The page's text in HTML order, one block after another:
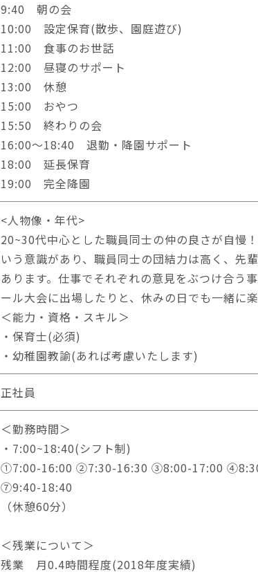
9:40 朝の会
10:00 設定保育(散歩、園庭遊び)
11:00 食事のお世話
12:00 昼寝のサポート
13:00 休憩
15:00 おやつ
15:50 終わりの会
16:00～18:40 退勤・降園サポート
18:00 延長保育
19:00 完全降園
<人物像・年代>
20~30代中心とした職員同士の仲の良さが自慢
いう意識があり、職員同士の団結力は高く、先
あります。仕事でそれぞれの意見をぶつけ合う
ール大会に出場したりと、休みの日でも一緒に
＜能力・資格・スキル＞
・保育士(必須)
・幼稚園教諭(あれば考慮いたします)
正社員
＜勤務時間＞
・7:00~18:40(シフト制)
①7:00-16:00 ②7:30-16:30 ③8:00-17:00
⑦9:40-18:40
（休憩60分）
＜残業について＞
残業 月0.4時間程度(2018年度実績)